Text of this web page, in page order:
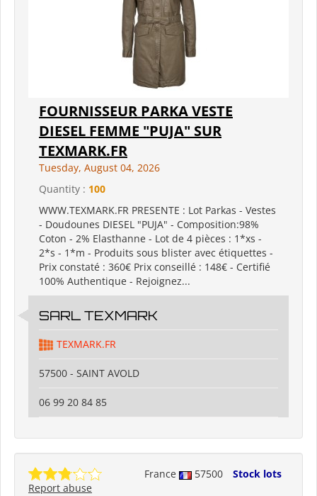
FOURNISSEUR PARKA VESTE
DIESEL FEMME "PUJA" SUR
TEXMARK.FR
Tuesday, August 04, 2026
Quantity : 100
WWW.TEXMARK.FR PRESENTE : Lot Parkas - Vestes
- Doudounes DIESEL "PUJA" - Composition:98%
Coton - 2% Elasthanne - Lot de 4 pièces : 1*xs -
2*s - 1*m - Produits sous blister avec étiquettes -
Prix constaté : 360€ Prix conseillé : 148€ - Certifié
100% Authentique - Rejoignez...
SARL TEXMARK
TEXMARK.FR
57500 - SAINT AVOLD
06 99 20 84 85
France 57500
Stock lots
Report abuse